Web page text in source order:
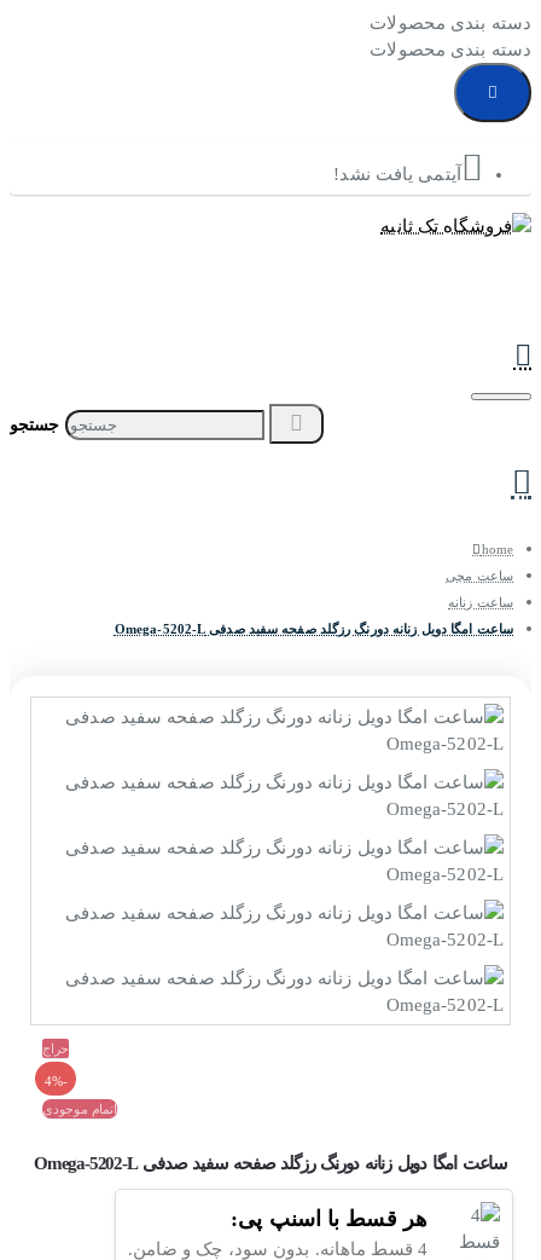
دسته بندی محصولات
دسته بندی محصولات
آیتمی یافت نشد!
home
ساعت مچی
ساعت زنانه
ساعت امگا دویل زنانه دورنگ رزگلد صفحه سفید صدفی Omega-5202-L
حراج
-4%
اتمام موجودی
ساعت امگا دویل زنانه دورنگ رزگلد صفحه سفید صدفی Omega-5202-L
هر قسط با اسنپ پی:
4 قسط ماهانه. بدون سود، چک و ضامن.